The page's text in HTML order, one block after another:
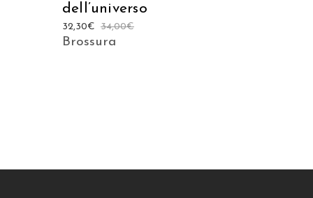
dell’universo
34,00€
32,30€
Brossura